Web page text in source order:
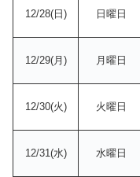
12/28(日) 日曜日
12/29(月) 月曜日
12/30(火) 火曜日
12/31(水) 水曜日